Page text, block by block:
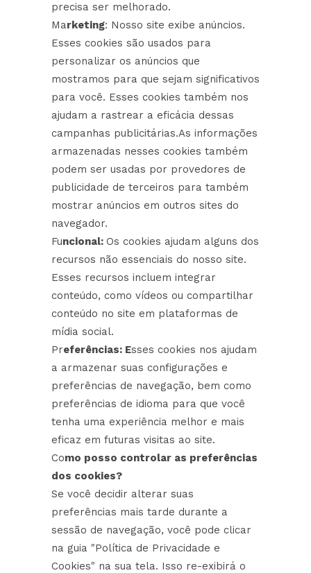
precisa ser melhorado.
Marketing: Nosso site exibe anúncios.
Esses cookies são usados para
personalizar os anúncios que
mostramos para que sejam significativos
para você. Esses cookies também nos
ajudam a rastrear a eficácia dessas
campanhas publicitárias.As informações
armazenadas nesses cookies também
podem ser usadas por provedores de
publicidade de terceiros para também
mostrar anúncios em outros sites do
navegador.
Funcional: Os cookies ajudam alguns dos
recursos não essenciais do nosso site.
Esses recursos incluem integrar
conteúdo, como vídeos ou compartilhar
conteúdo no site em plataformas de
mídia social.
Preferências: Esses cookies nos ajudam
a armazenar suas configurações e
preferências de navegação, bem como
preferências de idioma para que você
tenha uma experiência melhor e mais
eficaz em futuras visitas ao site.
Como posso controlar as preferências
dos cookies?
Se você decidir alterar suas
preferências mais tarde durante a
sessão de navegação, você pode clicar
na guia "Política de Privacidade e
Cookies" na sua tela. Isso re-exibirá o